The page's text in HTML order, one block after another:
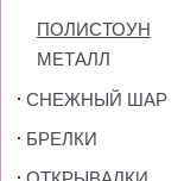
ПОЛИСТОУН
МЕТАЛЛ
СНЕЖНЫЙ ШАР
БРЕЛКИ